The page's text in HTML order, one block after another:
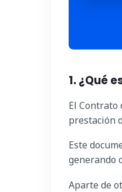
1. ¿Qué
El Contrato
prestación
Este
generando
Aparte de